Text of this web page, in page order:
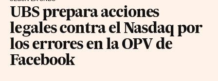
UBS prepara acciones
legales contra el Nasdaq por
los errores en la OPV de
Facebook